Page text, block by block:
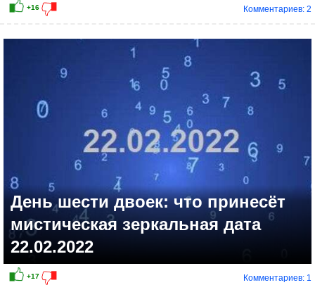
+11
Комментариев: 2
День шести двоек: что принесёт
мистическая зеркальная дата
22.02.2022
Комментариев: 1